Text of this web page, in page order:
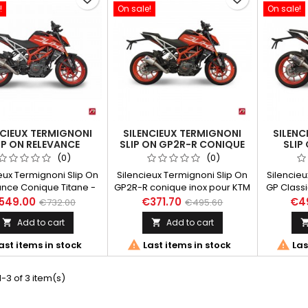
TERMIGNONI
ON RELEVANCE
TITANE - CARBONE
DUKE 390 (18-19)
(0)
Termignoni Slip On
Conique Titane -
pour KTM Duke 390
19) avec tube
inox, finition
titane et embout
Silencieux non
démontable.
€732.00
 Add to cart
items in stock
On sale!
SILENCIEUX TERMIGNONI
SLIP ON GP2R-R CONIQUE
INOX POUR KTM DUKE 390
(18-19)
(0)
Silencieux Termignoni Slip On
GP2R-R conique inox pour KTM
Duke 390 (18-19) avec tube
intermédiaire inox, finition
corps et enveloppe inox, grille
de protection inox, plaque
logo Termignoni rivetée.
€371.70 €495.60
 Add to cart
 Last items in stock
On sale!
SLIP
GP
Duke
du

3 of 3 item(s)